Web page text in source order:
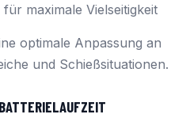
für maximale Vielseitigkeit
optimale Anpassung an
und Schießsituationen.